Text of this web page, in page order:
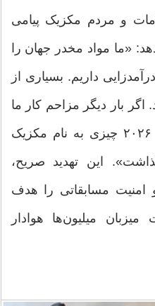
و مردم مکزیک پیامی
«ما مواد مخدر جهان را
داریم. بسیاری از
اگر بار دیگر مزاحم کار ما
شوید، در آستانه جام جهانی ۲۰۲۶ چیزی به نام مکزیک
این تهدید صریح،
امنیت مسابقاتی را هدف
میلیون‌ها هوادار